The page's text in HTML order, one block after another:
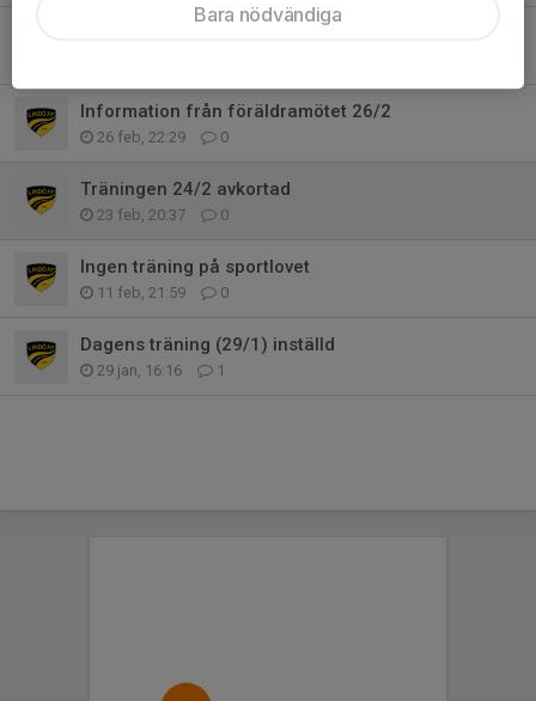
Information från föräldramötet 26/2
26 feb, 22:29 0
Träningen 24/2 avkortad
23 feb, 20:37 0
Ingen träning på sportlovet
11 feb, 21:59 0
Dagens träning (29/1) inställd
29 jan, 16:16 1
Bara nödvändiga